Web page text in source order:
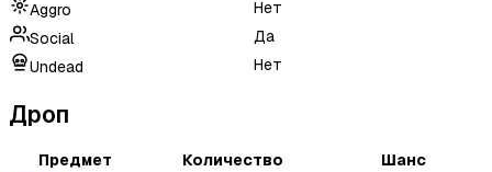
Aggro
Нет
Social
Да
Undead
Нет
Дроп
Предмет Количество
Шанс